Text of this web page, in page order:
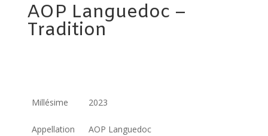
AOP Languedoc –
Tradition
Millésime 2023
Appellation AOP Languedoc